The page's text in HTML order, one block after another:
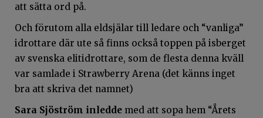
att sätta ord på.
Och förutom alla eldsjälar till ledare och “vanliga”
idrottare där ute så finns också toppen på isberget
av svenska elitidrottare, som de flesta denna kväll
var samlade i Strawberry Arena (det känns inget
bra att skriva det namnet)
Sara Sjöström inledde med att sopa hem “Årets